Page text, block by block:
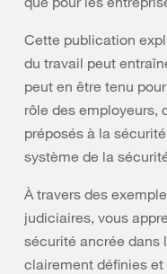
Cette publication
du travail peut
peut en être tenu
rôle des employeurs,
préposés à la
système de la
À travers des
judiciaires, vous
sécurité ancrée dans
clairement définies